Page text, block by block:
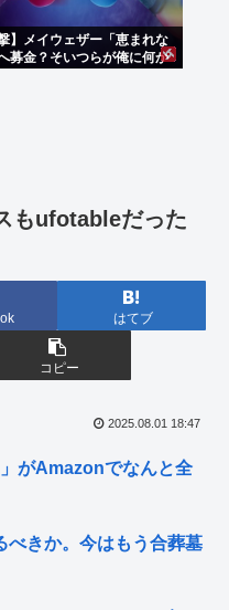
撃】メイウェザー「恵まれな
募金？そいつらが俺に何か
もufotableだった
はてブ
コピー
2025.08.01 18:47
がAmazonでなんと全
べきか。今はもう合葬墓